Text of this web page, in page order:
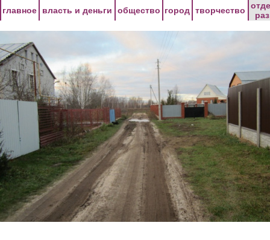
главное власть и деньги общество город творчество